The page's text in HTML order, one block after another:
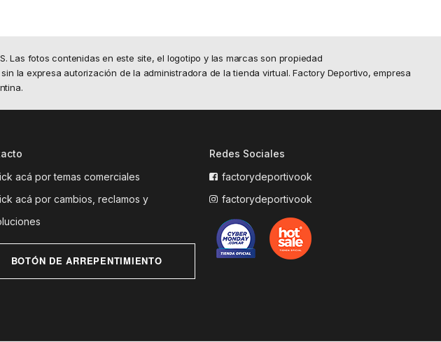
Las fotos contenidas en este site, el logotipo y las marcas son propiedad
la expresa autorización de la administradora de la tienda virtual. Factory Deportivo, empresa
acá por temas comerciales
acá por cambios, reclamos y
BOTÓN DE ARREPENTIMIENTO
Redes Sociales
factorydeportivook
factorydeportivook